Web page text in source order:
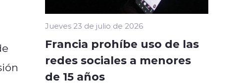
Jueves 23 de julio de 2026
Francia prohíbe uso de las
redes sociales a menores
de 15 años